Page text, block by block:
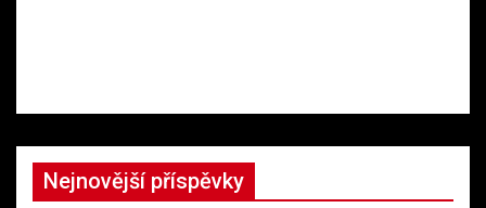
Nejnovější příspěvky